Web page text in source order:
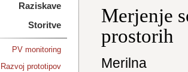
Raziskave
Storitve
PV monitoring
Razvoj prototipov
Merjenje
prostorih
Merilna